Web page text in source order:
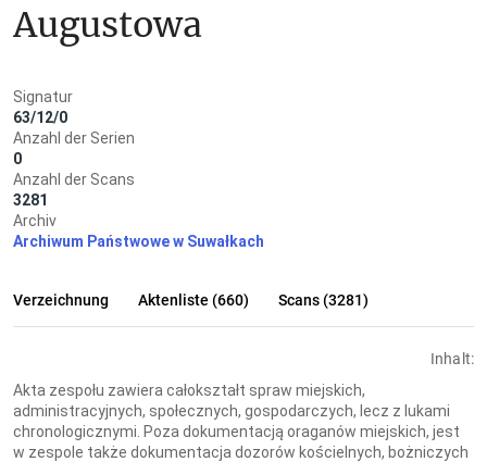
Augustowa
Signatur
63/12/0
Anzahl der Serien
0
Anzahl der Scans
3281
Archiv
Archiwum Państwowe w Suwałkach
Verzeichnung Aktenliste (660) Scans (3281)
Inhalt:
Akta zespołu zawiera całokształt spraw miejskich,
administracyjnych, społecznych, gospodarczych, lecz z lukami
chronologicznymi. Poza dokumentacją oraganów miejskich, jest
w zespole także dokumentacja dozorów kościelnych, bożniczych